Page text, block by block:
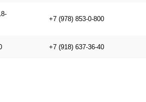
+7 (978) 853-0-800
+7 (918) 637-36-40